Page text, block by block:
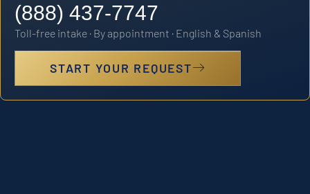
(888) 437-7747
Toll-free intake · By appointment · English & Spanish
START YOUR REQUEST